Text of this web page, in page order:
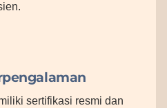
sertifikasi resmi dan